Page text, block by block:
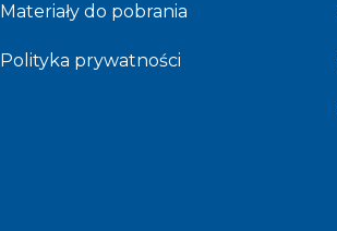
Materiały do pobrania
Polityka prywatności